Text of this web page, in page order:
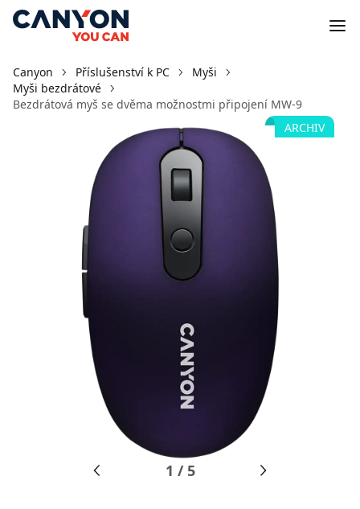
Canyon Příslušenství k PC
Myši
Myši bezdrátové
Bezdrátová myš se dvěma možnostmi připojení MW-9
ARCHIV
1 / 5